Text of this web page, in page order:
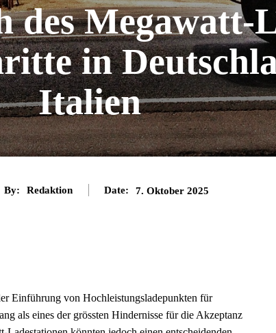
des Megawatt-
in
Italien
By: Redaktion Date: 7. Oktober 2025
Einführung von Hochleistungsladepunkten für
als eines der grössten Hindernisse für die Akzeptanz